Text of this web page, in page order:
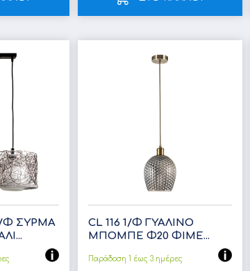
Φ ΣΥΡΜΑ
CL 116 1/Φ ΓΥΑΛΙΝΟ
ΜΠΟΜΠΕ Φ20 ΦΙΜΕ...
Παράδοση 1 έως 3 ημέρες